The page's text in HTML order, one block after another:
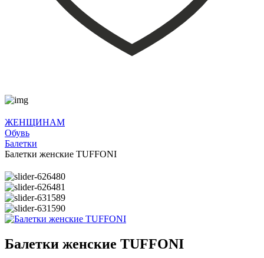
ЖЕНЩИНАМ
Обувь
Балетки
Балетки женские TUFFONI
Балетки женские TUFFONI